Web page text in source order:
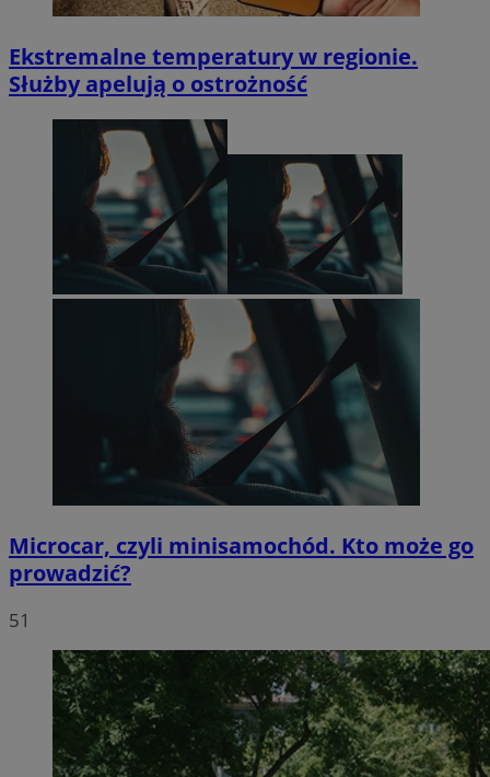
Ekstremalne temperatury w regionie.
Służby apelują o ostrożność
Microcar, czyli minisamochód. Kto może go
prowadzić?
51